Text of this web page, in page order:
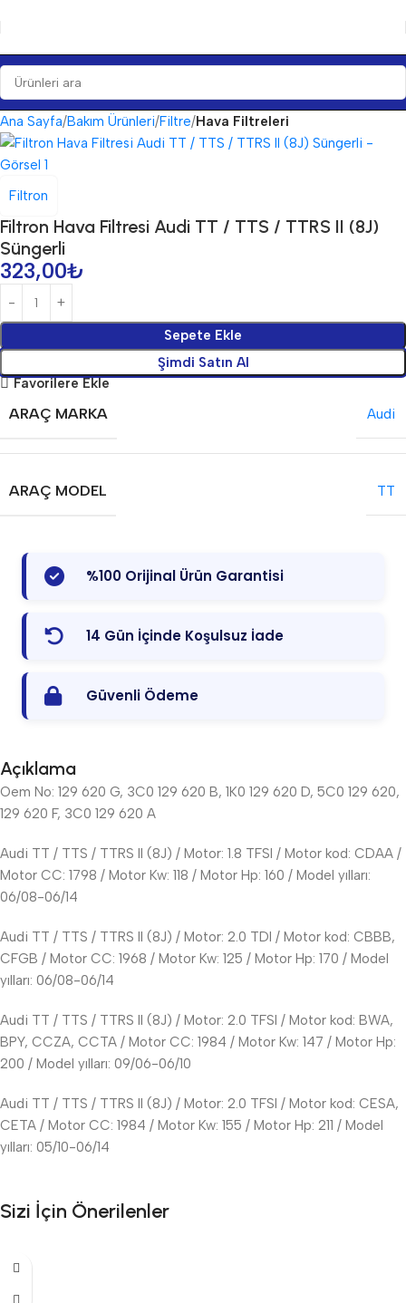
Ana Sayfa Bakım Ürünleri Filtre Hava Filtreleri
Filtron
Filtron Hava Filtresi Audi TT / TTS / TTRS II (8J)
Süngerli
323,00₺
Sepete Ekle
Şimdi Satın Al
Favorilere Ekle
ARAÇ MARKA Audi
ARAÇ MODEL TT
%100 Orijinal Ürün Garantisi
14 Gün İçinde Koşulsuz İade
Güvenli Ödeme
Açıklama
Oem No: 129 620 G, 3C0 129 620 B, 1K0 129 620 D, 5C0 129 620,
129 620 F, 3C0 129 620 A
Audi TT / TTS / TTRS II (8J) / Motor: 1.8 TFSI / Motor kod: CDAA /
Motor CC: 1798 / Motor Kw: 118 / Motor Hp: 160 / Model yılları:
06/08-06/14
Audi TT / TTS / TTRS II (8J) / Motor: 2.0 TDI / Motor kod: CBBB,
CFGB / Motor CC: 1968 / Motor Kw: 125 / Motor Hp: 170 / Model
yılları: 06/08-06/14
Audi TT / TTS / TTRS II (8J) / Motor: 2.0 TFSI / Motor kod: BWA,
BPY, CCZA, CCTA / Motor CC: 1984 / Motor Kw: 147 / Motor Hp:
200 / Model yılları: 09/06-06/10
Audi TT / TTS / TTRS II (8J) / Motor: 2.0 TFSI / Motor kod: CESA,
CETA / Motor CC: 1984 / Motor Kw: 155 / Motor Hp: 211 / Model
yılları: 05/10-06/14
Sizi İçin Önerilenler